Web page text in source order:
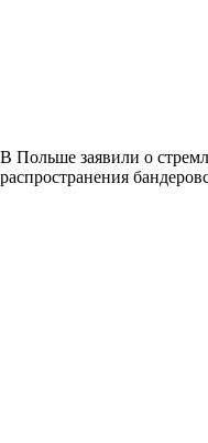
В Польше заявили о
распространения